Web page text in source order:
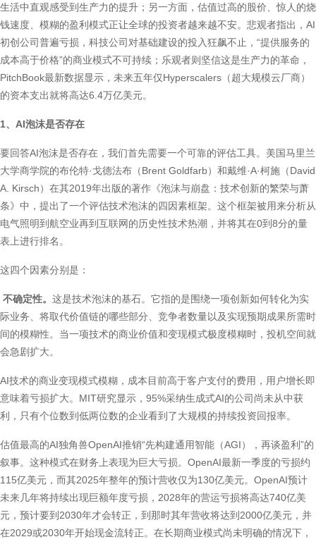
生活中直观感受到生产力的提升；另一方面，估值过高的股价、惊人的烧
钱速度、模糊的盈利模式正让全球的投资者越来越不安。悲观者指出，AI
初创公司普遍亏损，科技公司对基础建设的投入狂飙不止，“提供服务的
成本高于价格”的商业模式不可持续；乐观者则坚信这是生产力的革命，
PitchBook最新数据显示，未来五年仅Hyperscalers（超大规模云厂商）
的资本支出就将高达6.4万亿美元。
1、AI泡沫是否存在
要回答AI泡沫是否存在，我们首先需要一个可靠的评估工具。美国马里兰
大学商学院的布伦特·戈德法布（Brent Goldfarb）和戴维·A·柯施（David
A. Kirsch）在其2019年出版的著作《泡沫与崩盘：技术创新的繁荣与萧
条》中，提出了一个评估技术泡沫的四因素框架。这个框架被用来分析从
电气照明到航空业再到互联网的历史性技术热潮，并将其在0到8分的量
表上进行排名。
这四个因素分别是：
不确定性。 这是技术泡沫的基石。它指的是围绕一项创新如何转化为实
际业务、将取代价值链的哪些部分、竞争者数量以及实现预期成果所需时
间的模糊性。当一项技术的商业价值和变现模式极度模糊时，投机空间就
会急剧扩大。
AI技术的商业变现模式模糊，成本目前高于客户支付的费用，用户增长即
意味着亏损扩大。MIT研究显示，95%采纳生成式AI的公司尚未从中获
利，只有个位数到低两位数的企业看到了大规模的持续投资回报率。
估值最高的AI独角兽OpenAI推销“先构建通用智能（AGI），再谈盈利”的
叙事。这种模式在财务上表现为巨大亏损。OpenAI最新一季度的亏损约
115亿美元，而其2025年整年的预计营收仅为130亿美元。OpenAI预计
未来几年将持续出现巨额年度亏损，2028年的营运亏损将高达740亿美
元，预计要到2030年才会转正，到那时其年营收将达到2000亿美元，并
在2029或2030年开始现金流转正。在长期商业模式尚未明确的情况下，